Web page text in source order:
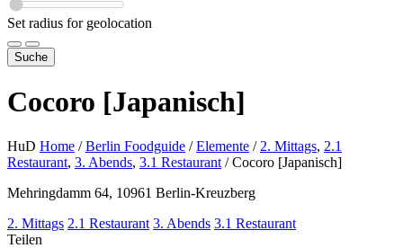
Set radius for geolocation
Suche
Cocoro [Japanisch]
HuD Home / Berlin Foodguide / Elemente / 2. Mittags, 2.1
Restaurant, 3. Abends, 3.1 Restaurant / Cocoro [Japanisch]
Mehringdamm 64, 10961 Berlin-Kreuzberg
2. Mittags 2.1 Restaurant 3. Abends 3.1 Restaurant
Teilen